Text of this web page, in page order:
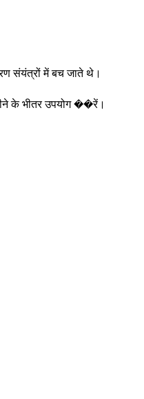
संयंत्रों में बच जाते थे।
के भीतर उपयोग ��रें।